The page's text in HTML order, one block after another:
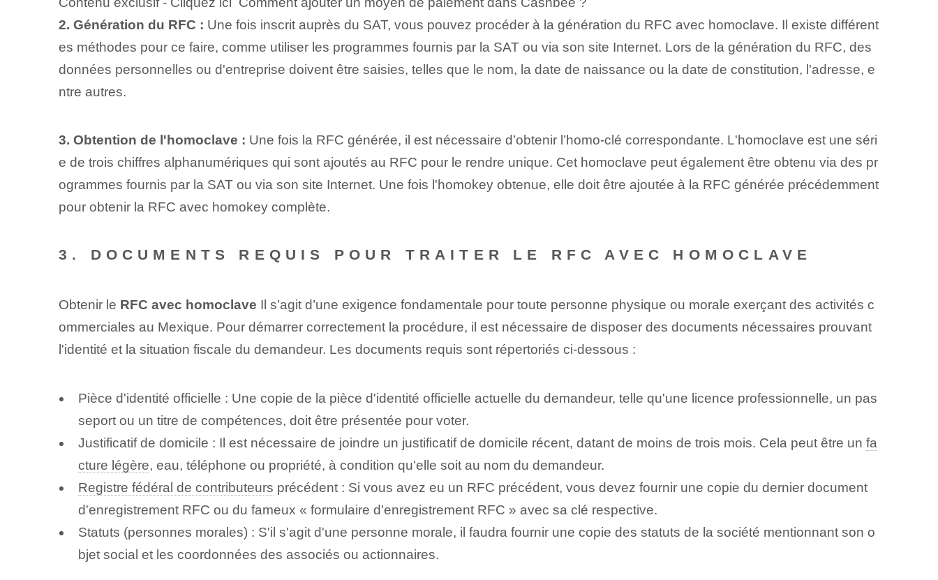
2.‍ Génération du RFC : Une fois inscrit auprès du SAT, vous pouvez procéder à la génération du RFC avec homoclave. Il existe différent
es méthodes pour ce faire, comme utiliser les programmes fournis par la SAT ou via son site Internet. Lors de la génération du RFC, des
données personnelles ou d'entreprise doivent être saisies, telles que le nom, la date de naissance ou la date de constitution, l'adresse, e
ntre autres.
3. Obtention de l'homoclave : Une fois la RFC générée, il est nécessaire d’obtenir l’homo-clé correspondante. L'homoclave est une séri
e de trois chiffres alphanumériques qui sont ajoutés au RFC pour le rendre unique. Cet homoclave peut également être obtenu via des pr
ogrammes fournis par la SAT ou via son site Internet. Une fois l'homokey obtenue, elle doit être ajoutée à la ⁣RFC⁤ générée précédemment
‌pour obtenir la RFC⁤ avec homokey complète.
3. DOCUMENTS REQUIS POUR TRAITER LE RFC AVEC HOMOCLAVE
Obtenir le RFC avec homoclave Il s’agit d’une exigence fondamentale pour toute personne physique ou morale exerçant des activités c
ommerciales au Mexique. Pour démarrer correctement la procédure, il est nécessaire de disposer des documents nécessaires⁤ prouvant
l'identité et la situation fiscale du demandeur. Les documents requis sont répertoriés ci-dessous :
Pièce d'identité officielle : Une copie de la pièce d'identité officielle actuelle du demandeur, telle qu'une licence professionnelle, un pas
seport ou un titre de compétences, doit être présentée pour voter.
Justificatif de domicile : Il est nécessaire de joindre un justificatif de domicile récent, datant de moins de trois mois. Cela peut être un fa
cture légère, eau, téléphone ou propriété, à condition qu'elle soit au nom du demandeur.
Registre fédéral de contributeurs précédent :‌ Si vous avez eu un RFC précédent, vous devez fournir une copie du dernier document
d'enregistrement RFC ou du fameux « formulaire d'enregistrement RFC » avec sa clé respective.
Statuts (personnes morales) : S'il s'agit d'une personne morale, il faudra fournir une copie des statuts de la société mentionnant son o
bjet social et les coordonnées des associés ou actionnaires.